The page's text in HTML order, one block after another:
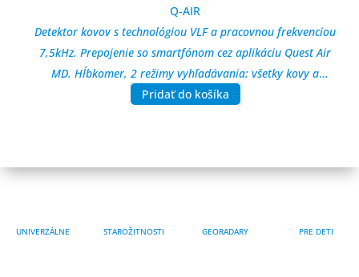
349,00 €.299,00 €.
Q-AIR
Detektor kovov s technológiou VLF a pracovnou frekvenciou
7,5kHz. Prepojenie so smartfónom cez aplikáciu Quest Air
MD. Hĺbkomer, 2 režimy vyhľadávania: všetky kovy a
diskriminácia, manuálne vyváženie zeme. Nastavenie
stupňov. Online aktualizácia softvéru. Vyhľadávacia cievka
Pridať do košíka
UNIVERZÁLNE STAROŽITNOSTI GEORADARY PRE DETI